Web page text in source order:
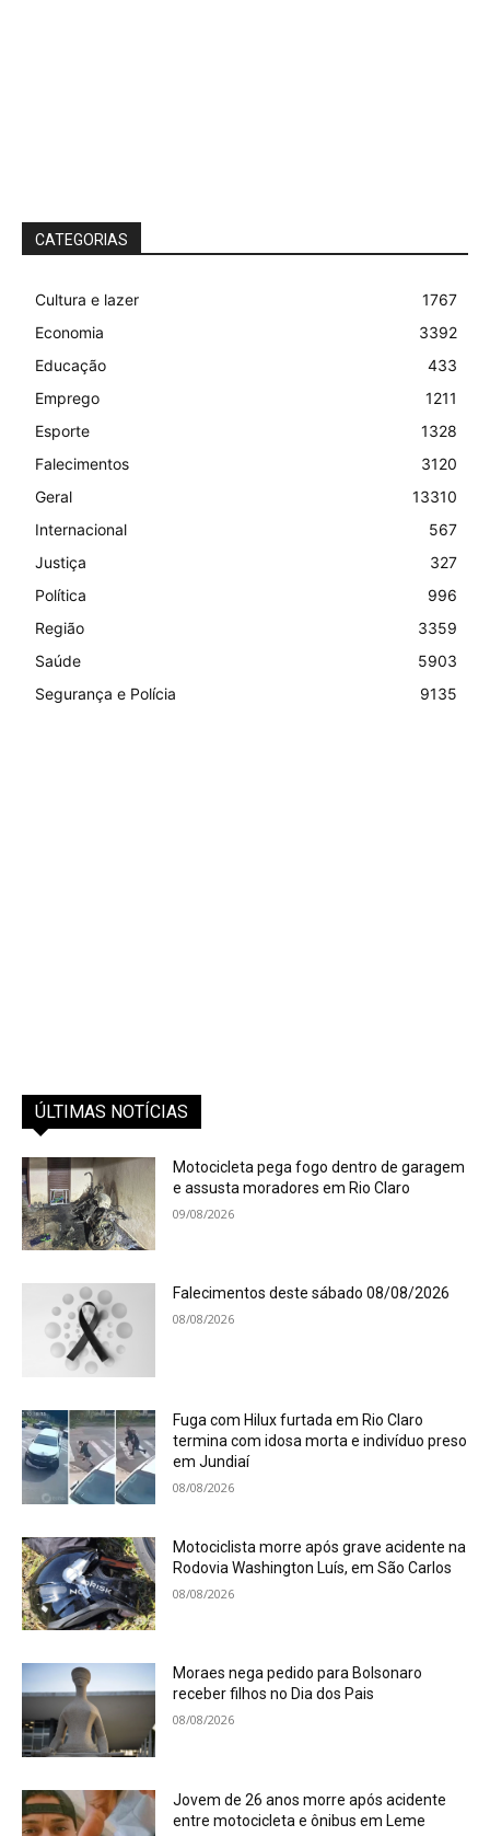
CATEGORIAS
Cultura e lazer
1767
Economia
3392
Educação
433
Emprego
1211
Esporte
1328
Falecimentos
3120
Geral
13310
Internacional
567
Justiça
327
Política
996
Região
3359
Saúde
5903
Segurança e Polícia
9135
ÚLTIMAS NOTÍCIAS
Motocicleta pega fogo dentro de garagem
e assusta moradores em Rio Claro
09/08/2026
Falecimentos deste sábado 08/08/2026
08/08/2026
Fuga com Hilux furtada em Rio Claro
termina com idosa morta e indivíduo preso
em Jundiaí
08/08/2026
Motociclista morre após grave acidente na
Rodovia Washington Luís, em São Carlos
08/08/2026
Moraes nega pedido para Bolsonaro
receber filhos no Dia dos Pais
08/08/2026
Jovem de 26 anos morre após acidente
entre motocicleta e ônibus em Leme